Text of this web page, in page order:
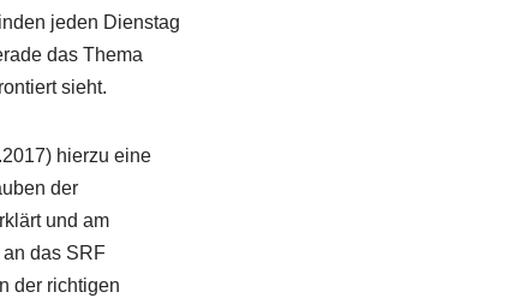
jeden Dienstag
das Thema
sieht.
hierzu eine
der
und am
das SRF
der richtigen